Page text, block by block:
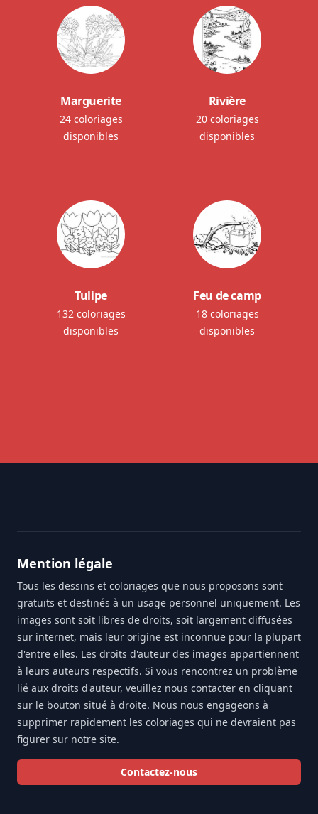
Marguerite
24 coloriages
disponibles
Rivière
20 coloriages
disponibles
Tulipe
132 coloriages
disponibles
Feu de camp
18 coloriages
disponibles
Mention légale
Tous les dessins et coloriages que nous proposons sont
gratuits et destinés à un usage personnel uniquement. Les
images sont soit libres de droits, soit largement diffusées
sur internet, mais leur origine est inconnue pour la plupart
d'entre elles. Les droits d'auteur des images appartiennent
à leurs auteurs respectifs. Si vous rencontrez un problème
lié aux droits d'auteur, veuillez nous contacter en cliquant
sur le bouton situé à droite. Nous nous engageons à
supprimer rapidement les coloriages qui ne devraient pas
figurer sur notre site.
Contactez-nous